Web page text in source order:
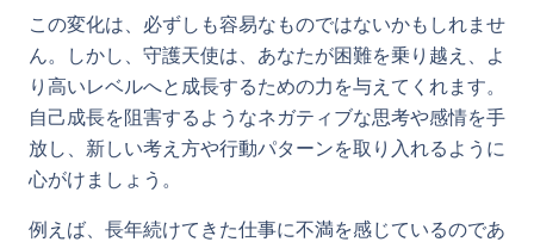
この変化は、必ずしも容易なものではないかもしれませ
ん。しかし、守護天使は、あなたが困難を乗り越え、よ
り高いレベルへと成長するための力を与えてくれます。
自己成長を阻害するようなネガティブな思考や感情を手
放し、新しい考え方や行動パターンを取り入れるように
心がけましょう。
例えば、長年続けてきた仕事に不満を感じているのであ